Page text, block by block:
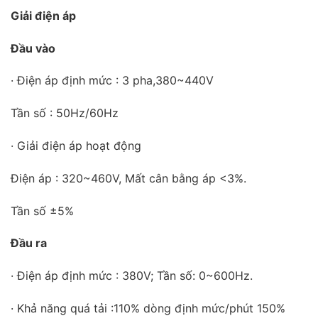
Giải điện áp
Đầu vào
· Điện áp định mức : 3 pha,380~440V
Tần số : 50Hz/60Hz
· Giải điện áp hoạt động
Điện áp : 320~460V, Mất cân bằng áp <3%.
Tần số ±5%
Đầu ra
· Điện áp định mức : 380V; Tần số: 0~600Hz.
· Khả năng quá tải :110% dòng định mức/phút 150%